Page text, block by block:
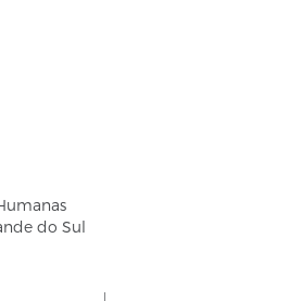
do Sul